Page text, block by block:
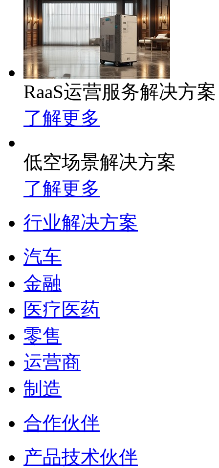
RaaS运营服务解决方案
了解更多
低空场景解决方案
了解更多
行业解决方案
汽车
金融
医疗医药
零售
运营商
制造
合作伙伴
产品技术伙伴